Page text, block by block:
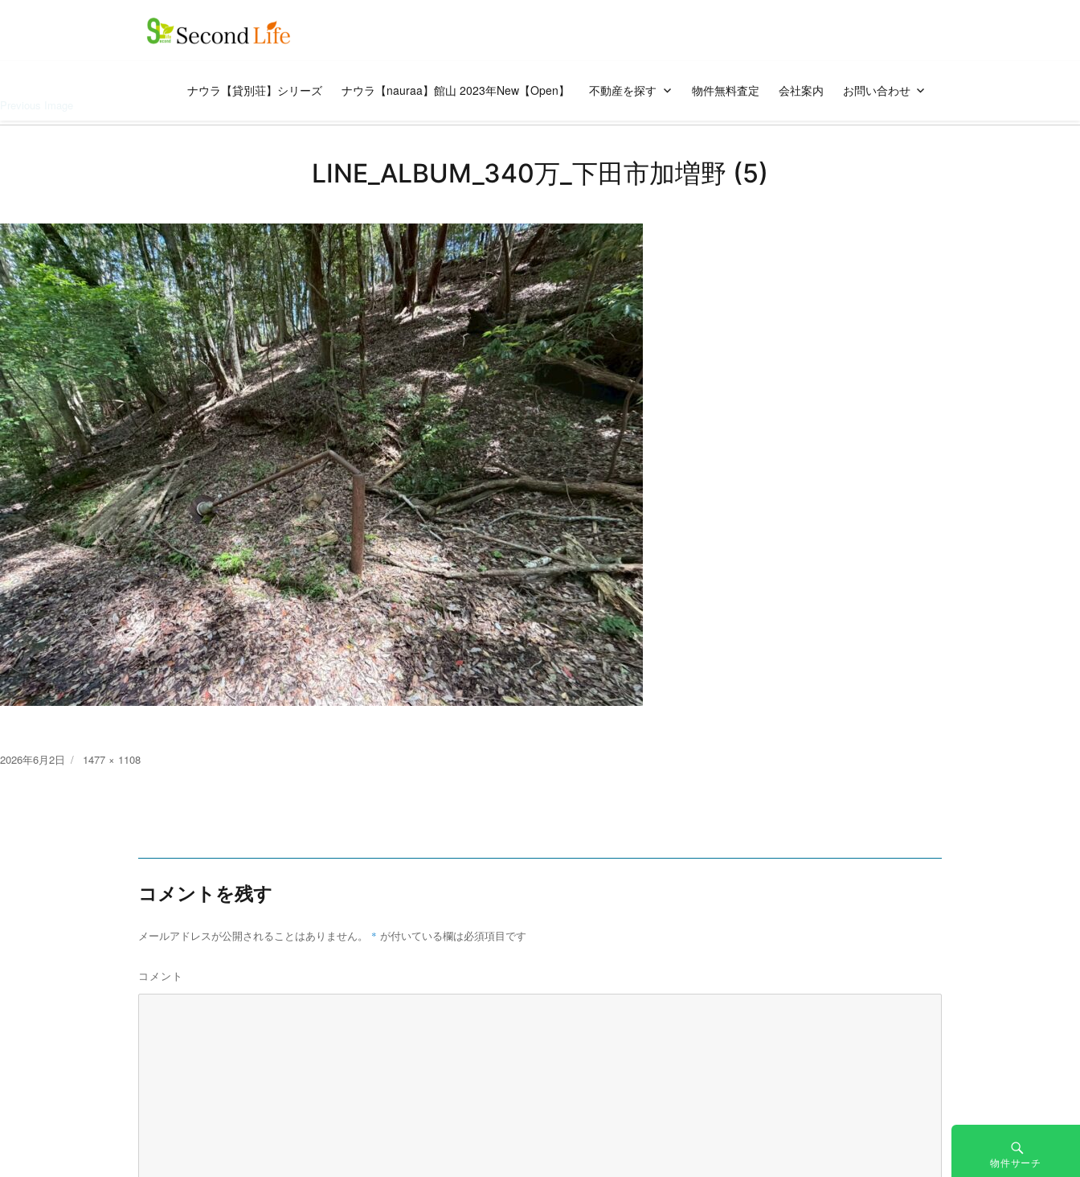
ナウラ【貸別荘】シリーズ ナウラ【nauraa】館山 2023年New【Open】 不動産を探す 物件無料査定 会社案内 お問い合わせ
LINE_ALBUM_340万_下田市加増野 (5)
Posted
2026年6月2日
Full
1477 × 1108
コメントを残す
メールアドレスが公開されることはありません。 * が付いている欄は必須項目です
コメント
物件サーチ